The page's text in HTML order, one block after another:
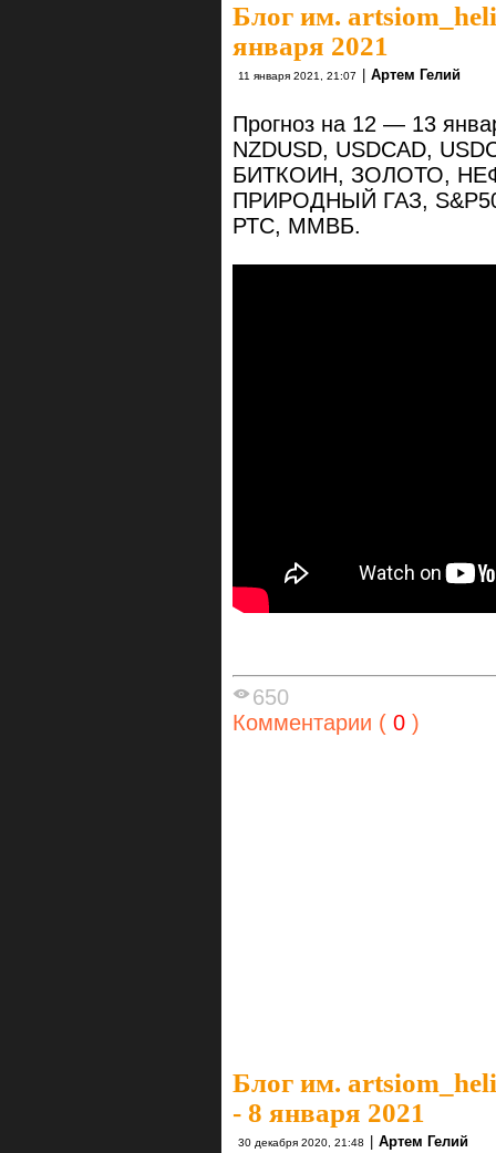
Блог им.
января 2021
11 января 2021, 21:07 Артем Гелий
Прогноз на 12 — 13
NZDUSD, USDCAD,
БИТКОИН, ЗОЛОТО,
ПРИРОДНЫЙ ГАЗ,
РТС, ММВБ.
650
Комментарии ( 0 )
Блог им.
- 8 января 2021
30 декабря 2020, 21:48 | Артем Гелий